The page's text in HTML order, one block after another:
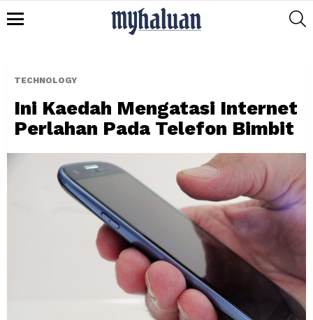
TECHNOLOGY
Ini Kaedah Mengatasi Internet
Perlahan Pada Telefon Bimbit